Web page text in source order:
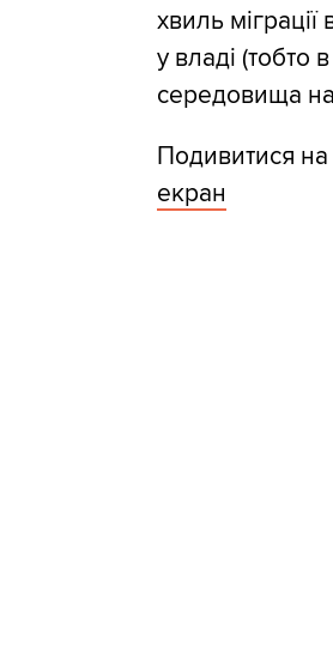
хвиль
у владі (тобто
середовища
Подивитися
екран